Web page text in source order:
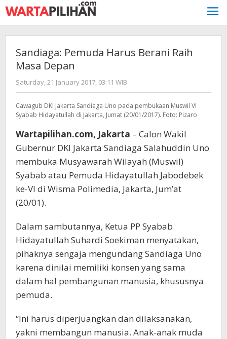
Skip
to
content
Sandiaga: Pemuda Harus Berani Raih
Masa Depan
Saturday, 21 January 2017, 03:11 WIB
redaksi
Cawagub DKI Jakarta Sandiaga Uno pada pembukaan Muswil VI
Syabab Hidayatullah di Jakarta, Jumat (20/01/2017). Foto: Pizaro
Wartapilihan.com, Jakarta – Calon Wakil
Gubernur DKI Jakarta Sandiaga Salahuddin Uno
membuka Musyawarah Wilayah (Muswil)
Syabab atau Pemuda Hidayatullah Jabodebek
ke-VI di Wisma Polimedia, Jakarta, Jum’at
(20/01).
Dalam sambutannya, Ketua PP Syabab
Hidayatullah Suhardi Soekiman menyatakan,
pihaknya sengaja mengundang Sandiaga Uno
karena dinilai memiliki konsen yang sama
dalam hal pembangunan manusia, khususnya
pemuda.
“Ini harus diperjuangkan dan dilaksanakan,
yakni membangun manusia. Anak-anak muda